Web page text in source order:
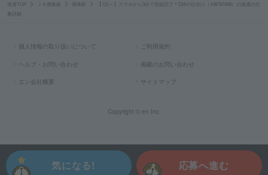
応募へ進む
気になる!
派遣TOP ＪＲ鹿島線 潮来駅
【1日～】スマホから3分で登録完了＊DMの仕分け（108787449）の派遣の仕
事詳細
個人情報の取り扱いについて ご利用規約
ヘルプ・お問い合わせ 掲載のお問い合わせ
エン会社概要 サイトマップ
Copyright © en Inc.